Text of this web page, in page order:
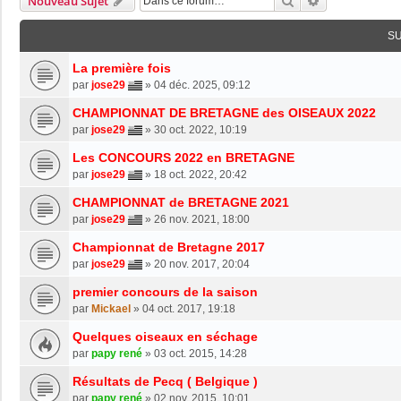
La première fois
par jose29 » 04 déc. 2025, 09:12
CHAMPIONNAT DE BRETAGNE des OISEAUX 2022
par jose29 » 30 oct. 2022, 10:19
Les CONCOURS 2022 en BRETAGNE
par jose29 » 18 oct. 2022, 20:42
CHAMPIONNAT de BRETAGNE 2021
par jose29 » 26 nov. 2021, 18:00
Championnat de Bretagne 2017
par jose29 » 20 nov. 2017, 20:04
premier concours de la saison
par Mickael » 04 oct. 2017, 19:18
Quelques oiseaux en séchage
par papy rené » 03 oct. 2015, 14:28
Résultats de Pecq ( Belgique )
par papy rené » 02 nov. 2015, 10:01